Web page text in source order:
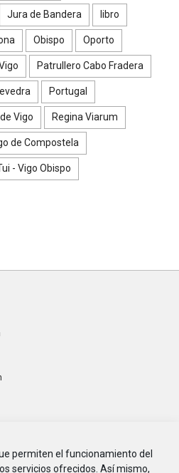
permiten el funcionamiento del
servicios ofrecidos. Así mismo,
Jura de Bandera libro
Obispo Oporto
Patrullero Cabo Fradera
Portugal
Vigo Regina Viarum
de Compostela
- Vigo Obispo